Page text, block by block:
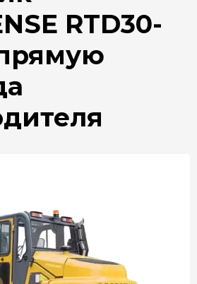
RTD30-